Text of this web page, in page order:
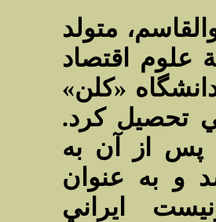
متولد
علوم اقتصاد
«كلن‌»
تحصيل كرد.
از آن به
و به عنوان
ايراني